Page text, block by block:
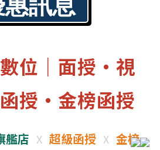
位｜面授・視
授・金榜函授
艦店 X 超級函授 X 金榜